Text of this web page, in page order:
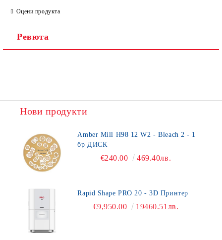
Оцени продукта
Ревюта
Нови продукти
Amber Mill H98 12 W2 - Bleach 2 - 1
бр ДИСК
€240.00 469.40лв.
Rapid Shape PRO 20 - 3D Принтер
€9,950.00 19460.51лв.